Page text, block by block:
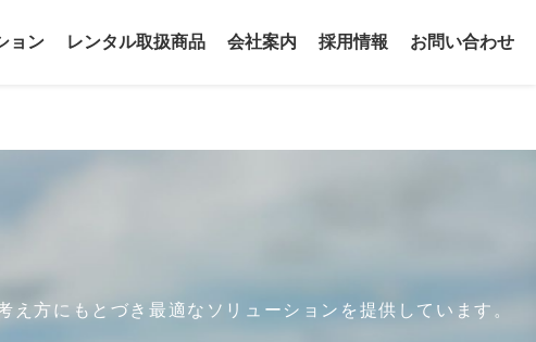
ョン レンタル取扱商品 会社案内 採用情報 お問い合わせ
方にもとづき最適なソリューションを提供しています。